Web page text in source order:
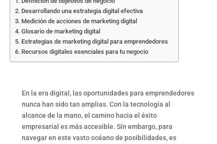
Desarrollando una estrategia digital efectiva
Medición de acciones de marketing digital
Glosario de marketing digital
Estrategias de marketing digital para emprendedores
Recursos digitales esenciales para tu negocio
En la era digital, las oportunidades para emprendedores
nunca han sido tan amplias. Con la tecnología al
alcance de la mano, el camino hacia el éxito
empresarial es más accesible. Sin embargo, para
navegar en este vasto océano de posibilidades, es